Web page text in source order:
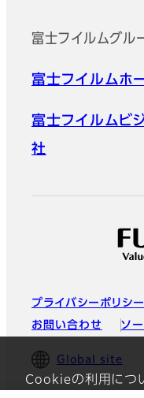
Cookieの利用につ
富士フイルムグル
富士フイルムホ
富士フイルムビ
社
プライバシーポリシー
お問い合わせ
ソ
Global site